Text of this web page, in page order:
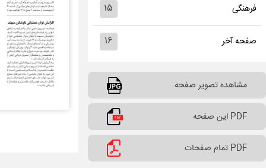
فرهنگی ۱۵
صفحه آخر ۱۶
مشاهده تصویر صفحه
PDF این صفحه
PDF تمام صفحات